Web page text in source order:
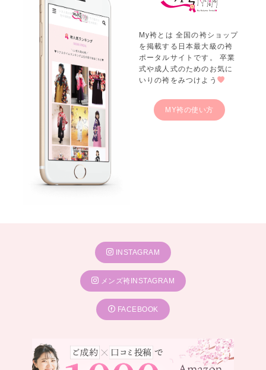
My袴とは 全国の袴ショップ
を掲載する日本最大級の袴
ポータルサイトです。 卒業
式や成人式のためのお気に
いりの袴をみつけよう
MY袴の使い方
INSTAGRAM
メンズ袴INSTAGRAM
FACEBOOK